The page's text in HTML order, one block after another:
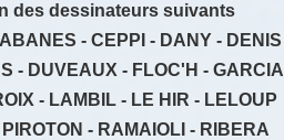
des dessinateurs suivants
- CEPPI - DANY - DENIS
- DUVEAUX - FLOC'H - GARCIA
- LAMBIL - LE HIR - LELOUP
- RAMAIOLI - RIBERA